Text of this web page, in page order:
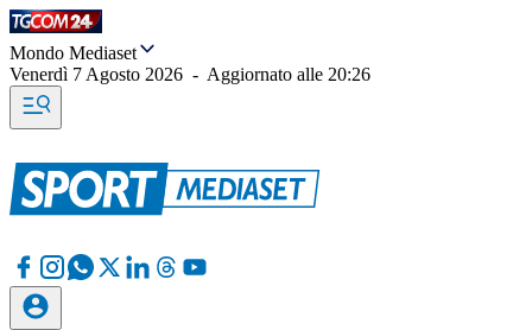
Mondo Mediaset
Venerdì 7 Agosto 2026 - Aggiornato alle 20:26